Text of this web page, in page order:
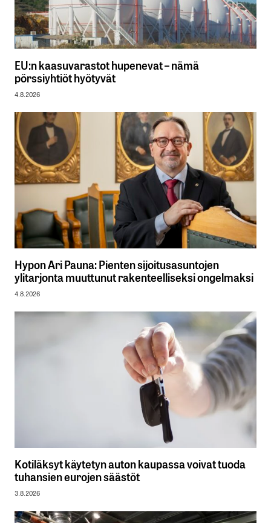
EU:n kaasuvarastot hupenevat – nämä
pörssiyhtiöt hyötyvät
4.8.2026
Hypon Ari Pauna: Pienten sijoitusasuntojen
ylitarjonta muuttunut rakenteelliseksi ongelmaksi
4.8.2026
Kotiläksyt käytetyn auton kaupassa voivat tuoda
tuhansien eurojen säästöt
3.8.2026